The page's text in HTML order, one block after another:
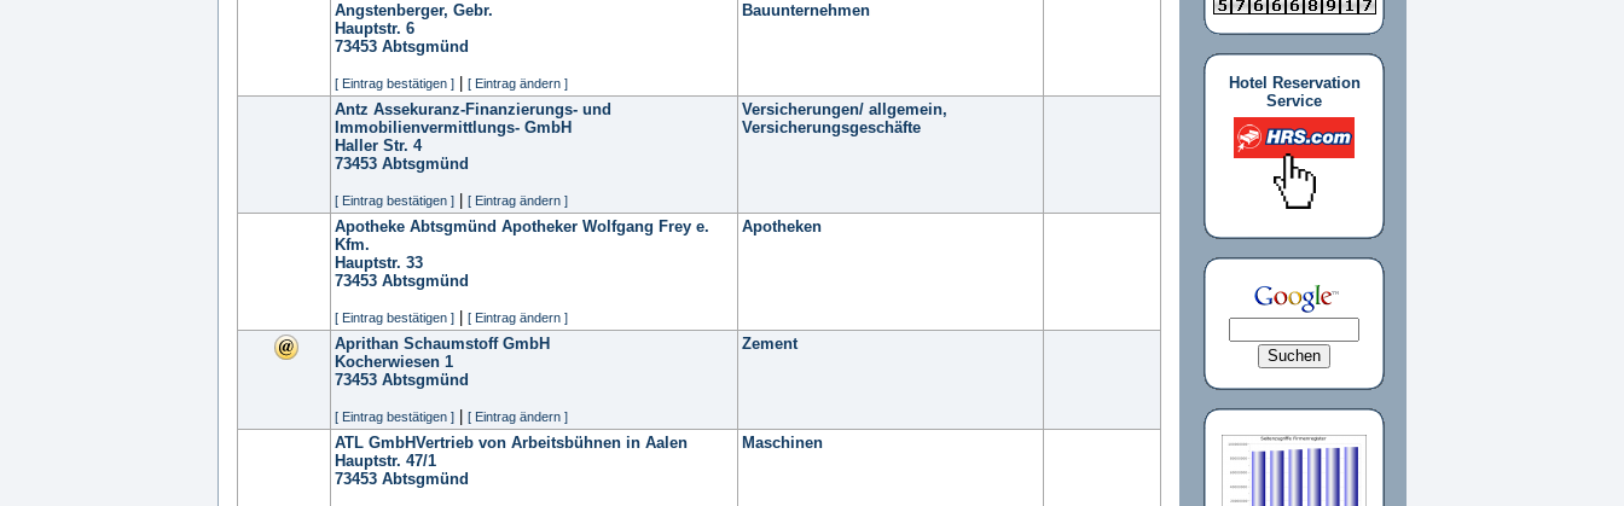
Angstenberger, Gebr.
Hauptstr. 6
73453 Abtsgmünd
[ Eintrag bestätigen ] [ Eintrag ändern ]
Bauunternehmen
Antz Assekuranz-Finanzierungs- und
Immobilienvermittlungs- GmbH
Haller Str. 4
73453 Abtsgmünd
[ Eintrag bestätigen ] [ Eintrag ändern ]
Versicherungen/ allgemein,
Versicherungsgeschäfte
Apotheke Abtsgmünd Apotheker Wolfgang Frey e.
Kfm.
Hauptstr. 33
73453 Abtsgmünd
[ Eintrag bestätigen ] [ Eintrag ändern ]
Apotheken
Aprithan Schaumstoff GmbH
Kocherwiesen 1
73453 Abtsgmünd
[ Eintrag bestätigen ] [ Eintrag ändern ]
Zement
ATL GmbHVertrieb von Arbeitsbühnen in Aalen
Hauptstr. 47/1
73453 Abtsgmünd
Maschinen
Hotel Reservation
Service